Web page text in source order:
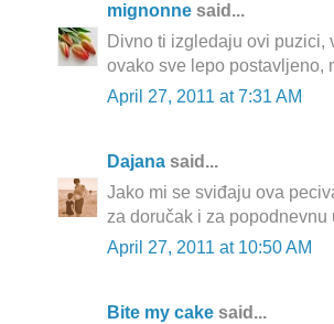
mignonne said...
Divno ti izgledaju ovi puzici,
ovako sve lepo postavljeno,
April 27, 2011 at 7:31 AM
Dajana said...
Jako mi se sviđaju ova
za doručak i za popodnevnu
April 27, 2011 at 10:50 AM
Bite my cake said...